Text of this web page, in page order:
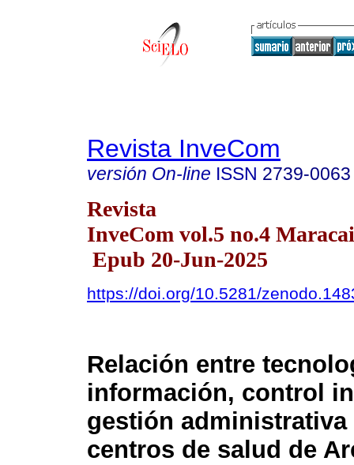
Revista InveCom
versión On-line ISSN 2739-0063
Revista
InveCom vol.5 no.4
Epub 20-Jun-2025
https://doi.org/10.5281/
Relación entre
información, control
gestión administrativa
centros de salud de